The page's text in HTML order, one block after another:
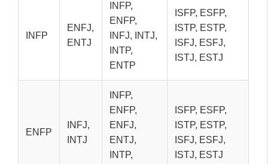
INFP
ENFJ,
ENTJ
INFP,
ENFP,
INFJ, INTJ,
INTP,
ENTP
ISFP, ESFP,
ISTP, ESTP,
ISFJ, ESFJ,
ISTJ, ESTJ
ENFP
INFJ,
INTJ
INFP,
ENFP,
ENFJ,
ENTJ,
INTP,
ISFP, ESFP,
ISTP, ESTP,
ISFJ, ESFJ,
ISTJ, ESTJ